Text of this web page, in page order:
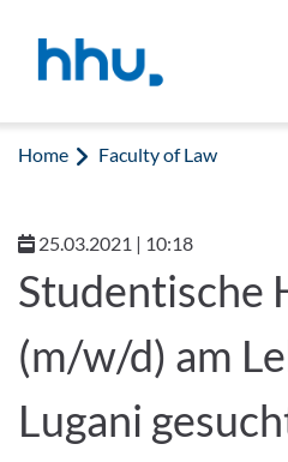
Home Faculty of Law
25.03.2021 | 10:18
Studentische
(m/w/d) am
Lugani